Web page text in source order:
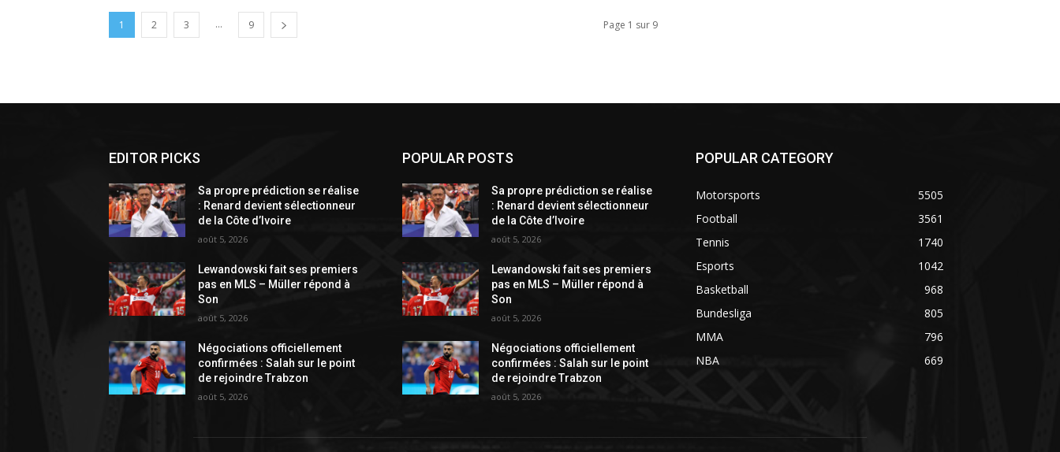
1 2 3 ... 9 Page 1 sur 9
EDITOR PICKS
Sa propre prédiction se réalise
: Renard devient sélectionneur
de la Côte d’Ivoire
août 5, 2026
Lewandowski fait ses premiers
pas en MLS – Müller répond à
Son
août 5, 2026
Négociations officiellement
confirmées : Salah sur le point
de rejoindre Trabzon
août 5, 2026
POPULAR POSTS
Sa propre prédiction se réalise
: Renard devient sélectionneur
de la Côte d’Ivoire
août 5, 2026
Lewandowski fait ses premiers
pas en MLS – Müller répond à
Son
août 5, 2026
Négociations officiellement
confirmées : Salah sur le point
de rejoindre Trabzon
août 5, 2026
POPULAR CATEGORY
Motorsports
5505
Football
3561
Tennis
1740
Esports
1042
Basketball
968
Bundesliga
805
MMA
796
NBA
669